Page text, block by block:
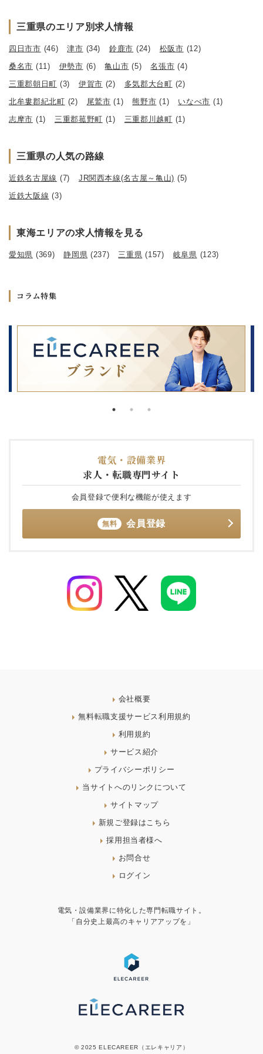
三重県のエリア別求人情報
四日市市 (46) 津市 (34) 鈴鹿市 (24) 松阪市 (12)
桑名市 (11) 伊勢市 (6) 亀山市 (5) 名張市 (4)
三重郡朝日町 (3) 伊賀市 (2) 多気郡大台町 (2)
北牟婁郡紀北町 (2) 尾鷲市 (1) 熊野市 (1) いなべ市 (1)
志摩市 (1) 三重郡菰野町 (1) 三重郡川越町 (1)
三重県の人気の路線
近鉄名古屋線 (7) JR関西本線(名古屋～亀山) (5)
近鉄大阪線 (3)
東海エリアの求人情報を見る
愛知県 (369) 静岡県 (237) 三重県 (157) 岐阜県 (123)
コラム特集
電気・設備業界
求人・転職専門サイト
会員登録で便利な機能が使えます
無料 会員登録
会社概要
無料転職支援サービス利用規約
利用規約
サービス紹介
プライバシーポリシー
当サイトへのリンクについて
サイトマップ
新規ご登録はこちら
採用担当者様へ
お問合せ
ログイン
電気・設備業界に特化した専門転職サイト。
「自分史上最高のキャリアアップを」
© 2025 ELECAREER（エレキャリア）